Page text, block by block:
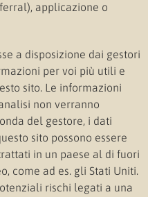
applicazione o
a disposizione dai gestori
per voi più utili e
sito. Le informazioni
non verranno
del gestore, i dati
sito possono essere
in un paese al di fuori
come ad es. gli Stati Uniti.
rischi legati a una